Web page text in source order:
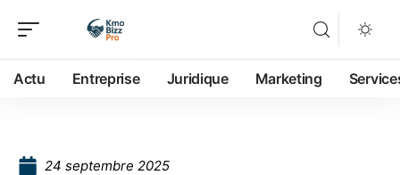
Actu Entreprise Juridique Marketing
24 septembre 2025